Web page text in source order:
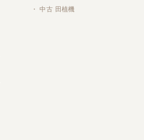
・ 中古 田植機